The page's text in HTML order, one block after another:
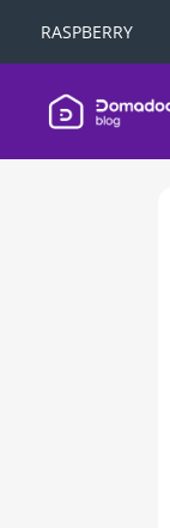
RASPBERRY